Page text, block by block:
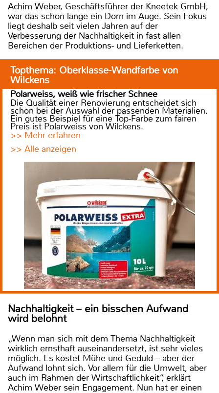
Achim Weber, Geschäftsführer der Kneetek GmbH,
war das schon lange ein Dorn im Auge. Sein Fokus
liegt deshalb seit vielen Jahren auf der
Verbesserung der Nachhaltigkeit in fast allen
Bereichen der Produktions- und Lieferketten.
Topthema: Oberklasse-Wandfarbe von
Wilckens
Polarweiss, weiß wie frischer Schnee
Die Qualität einer Renovierung entscheidet sich
schon bei der Auswahl der passenden Materialien.
Ein gutes Beispiel für eine Top-Farbe zum fairen
Preis ist Polarweiss von Wilckens.
>> Mehr erfahren
>> Alle anzeigen
Nachhaltigkeit – ein bisschen Aufwand
wird belohnt
„Wenn man sich mit dem Thema Nachhaltigkeit
wirklich ernsthaft auseinandersetzt, ist sehr vieles
möglich. Es kostet Mühe und Geduld – aber der
Aufwand lohnt sich. Vor allem für die Umwelt, aber
auch im Rahmen der Wirtschaftlichkeit“, erklärt
Achim Weber sein Engagement. Nun hat er einen